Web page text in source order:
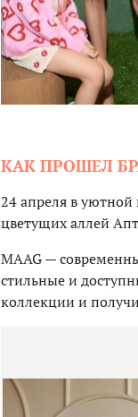
КАК ПРОШЕЛ
24 апреля в
цветущих аллей
MAAG —
стильные и
коллекции и